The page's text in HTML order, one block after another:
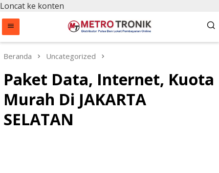
Loncat ke konten
Beranda Uncategorized
Paket Data, Internet, Kuota
Murah Di JAKARTA
SELATAN